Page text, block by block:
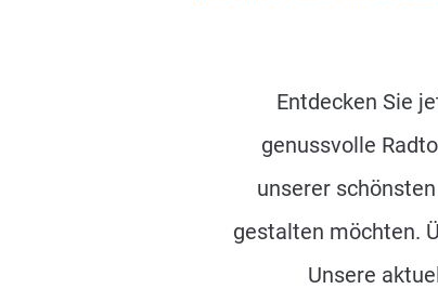
Entdecken Sie
genussvolle
unserer
gestalten möchten.
Unsere